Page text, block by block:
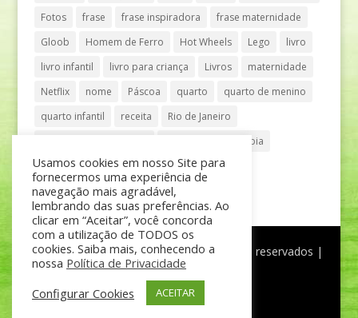
Fotos
frase frase inspiradora
frase maternidade
Gloob
Homem de Ferro Hot Wheels Lego
livro
livro infantil
livro para criança Livros
maternidade
Netflix
nome Páscoa quarto
quarto de menino
quarto infantil
receita
Rio de Janeiro
Shopping Vila Olímpia
São Paulo
teatro tênis
®Mãe de Menino | © Todos os direitos reservados |
Política de Privacidade
Usamos cookies em nosso Site para
fornecermos uma experiência de
navegação mais agradável,
lembrando das suas preferências. Ao
clicar em “Aceitar”, você concorda
com a utilização de TODOS os
cookies. Saiba mais, conhecendo a
nossa Política de Privacidade
Configurar Cookies
ACEITAR